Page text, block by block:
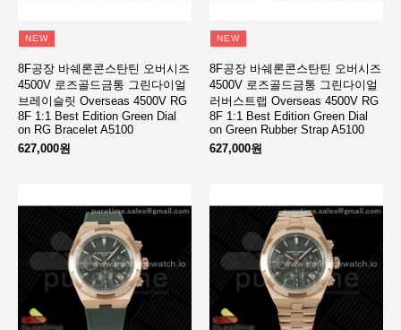
NEW
8F공장 바쉐론콘스탄틴 오버시즈
4500V 로즈골드금통 그린다이얼
브레이슬릿 Overseas 4500V RG
8F 1:1 Best Edition Green Dial
on RG Bracelet A5100
627,000원
NEW
8F공장 바쉐론콘스탄틴 오버시즈
4500V 로즈골드금통 그린다이얼
러버스트랩 Overseas 4500V RG
8F 1:1 Best Edition Green Dial
on Green Rubber Strap A5100
627,000원